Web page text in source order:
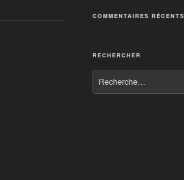
COMMENTAIRES RÉCENTS
RECHERCHER